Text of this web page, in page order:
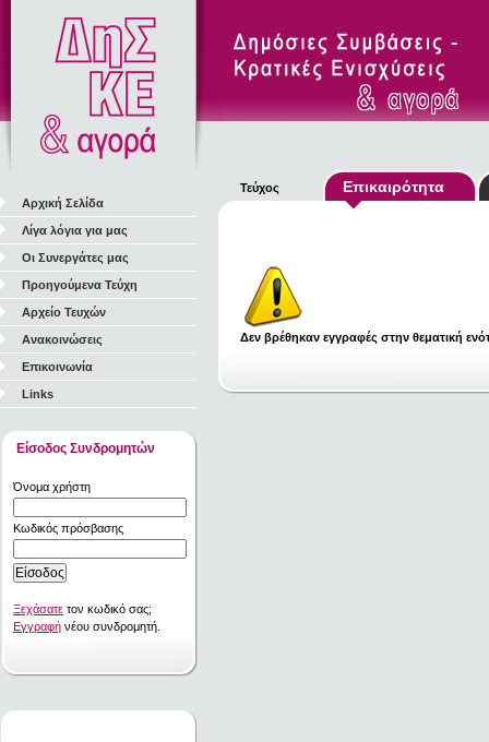
Αρχική Σελίδα
Λίγα λόγια για μας
Οι Συνεργάτες μας
Προηγούμενα Τεύχη
Αρχείο Τευχών
Ανακοινώσεις
Επικοινωνία
Links
Είσοδος Συνδρομητών
Όνομα χρήστη
Κωδικός πρόσβασης
Ξεχάσατε τον κωδικό σας;
Εγγραφή νέου συνδρομητή.
Τεύχος Επικαιρότητα
Δεν βρέθηκαν εγγραφές στην θεματική